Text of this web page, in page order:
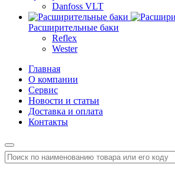
Danfoss VLT
Расширительные баки
Reflex
Wester
Главная
О компании
Сервис
Новости и статьи
Доставка и оплата
Контакты